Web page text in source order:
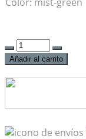
Bajo
Yamaha
Cuerdas
cantidad
Añadir al carrito